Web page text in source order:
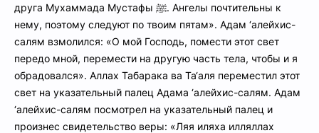
друга Мухаммада Мустафы ﷺ. Ангелы почтительны к
нему, поэтому следуют по твоим пятам». Адам ‘алейхис-
салям взмолился: «О мой Господь, помести этот свет
передо мной, перемести на другую часть тела, чтобы и я
обрадовался». Аллах Табарака ва Та‘аля переместил этот
свет на указательный палец Адама ‘алейхис-салям. Адам
‘алейхис-салям посмотрел на указательный палец и
произнес свидетельство веры: «Ляя иляха илляллах